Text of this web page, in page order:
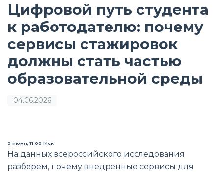
Цифровой путь студента
к работодателю: почему
сервисы стажировок
должны стать частью
образовательной среды
04.06.2026
9 июня, 11.00 Мск
На данных всероссийского исследования
разберем, почему внедренные сервисы для